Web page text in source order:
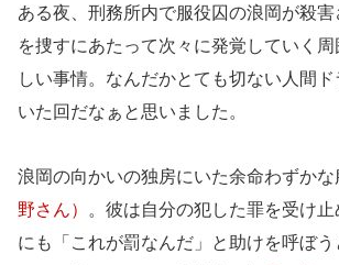
ある夜、刑務所内で服役囚の浪岡が殺害
を捜すにあたって次々に発覚していく
しい事情。なんだかとても切ない人間
いた回だなぁと思いました。
浪岡の向かいの独房にいた余命わずかな
野さん）
。彼は自分の犯した罪を受け
にも「これが罰なんだ」と助けを呼ぼう